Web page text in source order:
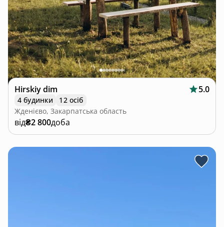
Hirskiy dim 5.0
4 будинки
12 осіб
Жденієво, Закарпатська область
від₴2 800доба